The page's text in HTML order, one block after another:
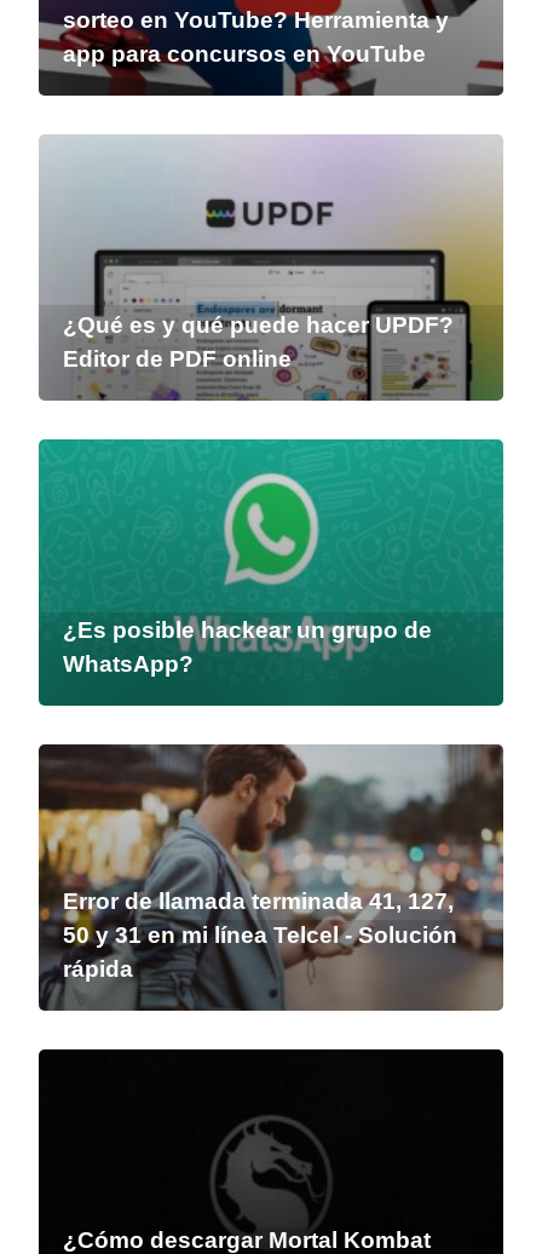
sorteo en YouTube? Herramienta y
app para concursos en YouTube
¿Qué es y qué puede hacer UPDF?
Editor de PDF online
¿Es posible hackear un grupo de
WhatsApp?
Error de llamada terminada 41, 127,
50 y 31 en mi línea Telcel - Solución
rápida
¿Cómo descargar Mortal Kombat